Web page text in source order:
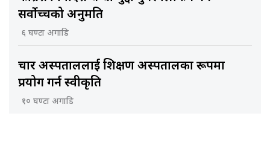
सर्वोच्चको अनुमति
६ घण्टा अगाडि
चार अस्पताललाई शिक्षण अस्पतालका रूपमा
प्रयोग गर्न स्वीकृति
१० घण्टा अगाडि